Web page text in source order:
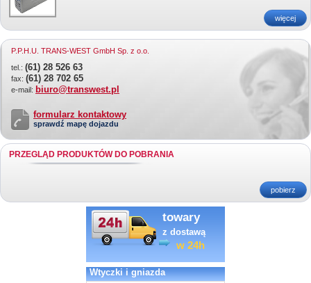
więcej
P.P.H.U. TRANS-WEST GmbH Sp. z o.o.
tel.: (61) 28 526 63
fax: (61) 28 702 65
e-mail: biuro@transwest.pl
formularz kontaktowy
sprawdź mapę dojazdu
PRZEGLĄD PRODUKTÓW DO POBRANIA
pobierz
towary
z dostawą
w 24h
Wtyczki i gniazda